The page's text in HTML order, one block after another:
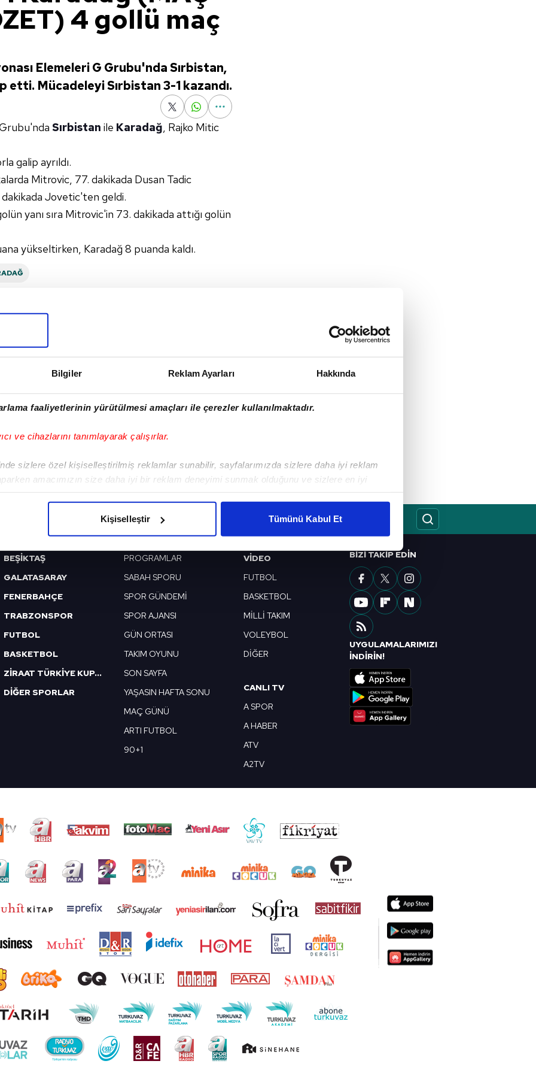
Bilgiler Reklam Ayarları Hakkında
faaliyetlerinin yürütülmesi amaçları ile çerezler kullanılmaktadır.
ve cihazlarını tanımlayarak çalışırlar.
sizlere özel kişiselleştirilmiş reklamlar sunabilir, sayfalarımızda sizlere daha iyi reklam
amacımızın size daha iyi bir reklam deneyimi sunmak olduğunu ve sizlere en iyi
çerezlere izin vermedikleri takdirde, kullanıcılara hedefli reklamlar gösterilmeyecektir."
için İnternet Sitemizde kendimize ve üçüncü kişilere ait çerezler kullanılmaktadır. Bu
verileriniz işlenmekte olup gerekli olan çerezler bilgi toplumu hizmetlerinin sunulması
çerezler, sitemizin daha işlevsel kılınması ve kişiselleştirilmesi ve sizlere yönelik
yer alan panel vasıtasıyla belirleyebilirsiniz. Çerezlere ilişkin detaylı bilgi için Ayarlar
Metnimizi ziyaret edebilirsiniz.
Kanunu uyarınca hazırlanmış Aydınlatma Metnimizi okumak ve sitemizde ilgili
çerezlerle ilgili bilgi almak için lütfentıklayınız.
Kişiselleştir Tümünü Kabul Et
4 gollü maç
Elemeleri G Grubu'nda Sırbistan,
etti. Mücadeleyi Sırbistan 3-1 kazandı.
Sırbistan ile Karadağ, Rajko Mitic
galip ayrıldı.
Mitrovic, 77. dakikada Dusan Tadic
dakikada Jovetic'ten geldi.
yanı sıra Mitrovic'in 73. dakikada attığı golün
yükseltirken, Karadağ 8 puanda kaldı.
Sonraki Haber
GIZLILIK BILDIRIMIKÜNYE / İLETIŞIM
BEŞİKTAŞ
GALATASARAY
FENERBAHÇE
TRABZONSPOR
FUTBOL
BASKETBOL
ZİRAAT TÜRKİYE KUPASI
DİĞER SPORLAR
PROGRAMLAR
SABAH SPORU
SPOR GÜNDEMİ
SPOR AJANSI
GÜN ORTASI
TAKIM OYUNU
SON SAYFA
YAŞASIN HAFTA SONU
MAÇ GÜNÜ
ARTI FUTBOL
90+1
VIDEO
FUTBOL
BASKETBOL
MİLLİ TAKIM
VOLEYBOL
DİĞER
CANLI TV
A SPOR
A HABER
ATV
A2TV
BIZI TAKIP EDIN
UYGULAMALARIMIZI
İNDİRİN!